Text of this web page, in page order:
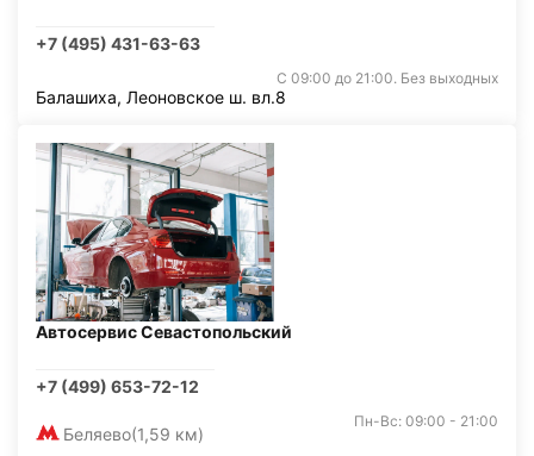
+7 (495) 431-63-63
С 09:00 до 21:00. Без выходных
Балашиха, Леоновское ш. вл.8
Автосервис Севастопольский
+7 (499) 653-72-12
Беляево(1,59 км)
Пн-Вс: 09:00 - 21:00